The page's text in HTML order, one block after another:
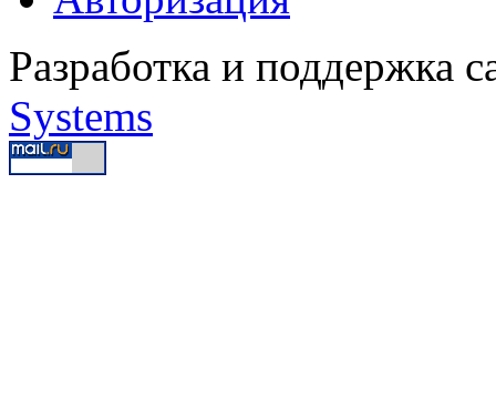
Разработка и поддержка
Systems